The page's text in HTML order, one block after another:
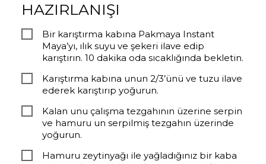
HAZIRLANIŞI
Bir karıştırma kabına Pakmaya Instant
Maya’yı, ılık suyu ve şekeri ilave edip
karıştırın. 10 dakika oda sıcaklığında bekletin.
Karıştırma kabına unun 2/3’ünü ve tuzu ilave
ederek karıştırıp yoğurun.
Kalan unu çalışma tezgahının üzerine serpin
ve hamuru un serpilmiş tezgahın üzerinde
yoğurun.
Hamuru zeytinyağı ile yağladığınız bir kaba